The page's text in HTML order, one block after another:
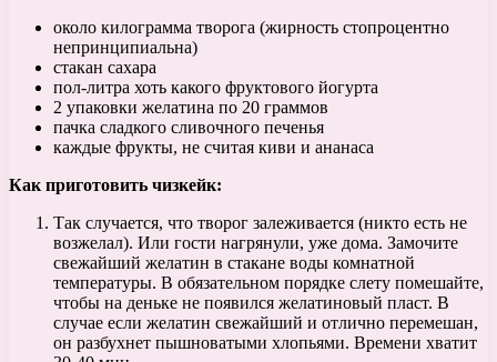
около килограмма творога (жирность стопроцентно
непринципиальна)
стакан сахара
пол-литра хоть какого фруктового йогурта
2 упаковки желатина по 20 граммов
пачка сладкого сливочного печенья
каждые фрукты, не считая киви и ананаса
Как приготовить чизкейк:
Так случается, что творог залеживается (никто есть не
возжелал). Или гости нагрянули, уже дома. Замочите
свежайший желатин в стакане воды комнатной
температуры. В обязательном порядке слету помешайте,
чтобы на деньке не появился желатиновый пласт. В
случае если желатин свежайший и отлично перемешан,
он разбухнет пышноватыми хлопьями. Времени хватит